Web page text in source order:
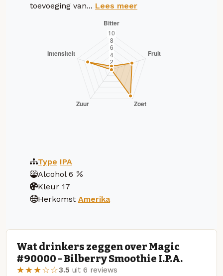
toevoeging van... Lees meer
Type IPA
Alcohol 6
Kleur 17
Herkomst Amerika
Wat drinkers zeggen over Magic
#90000 - Bilberry Smoothie I.P.A.
★★★☆☆3.5 uit 6 reviews